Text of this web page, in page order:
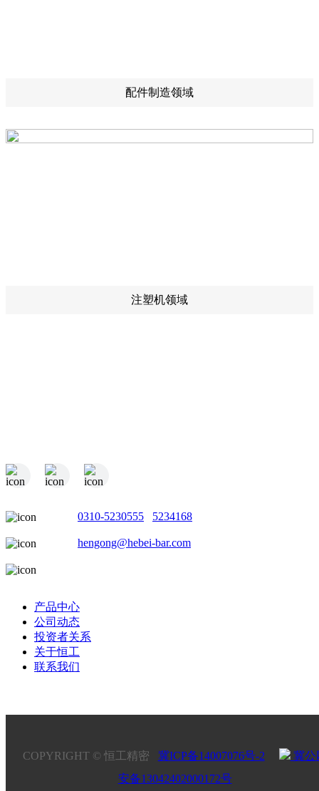
配件制造领域
注塑机领域
0310-5230555 5234168
hengong@hebei-bar.com
产品中心
公司动态
投资者关系
关于恒工
联系我们
COPYRIGHT © 恒工精密 冀ICP备14007076号-2
冀公
安备13042402000172号